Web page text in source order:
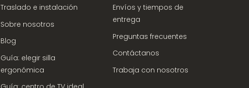
Traslado e instalación
Sobre nosotros
Blog
Guía: elegir silla
ergonómica
Envíos y tiempos de
entrega
Preguntas frecuentes
Contáctanos
Trabaja con nosotros